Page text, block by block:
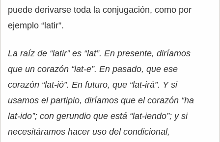
puede derivarse toda la conjugación, como por
ejemplo “latir”.
La raíz de “latir” es “lat”. En presente, diríamos
que un corazón “lat-e”. En pasado, que ese
corazón “lat-ió”. En futuro, que “lat-irá”. Y si
usamos el partipio, diríamos que el corazón “ha
lat-ido”; con gerundio que está “lat-iendo”; y si
necesitáramos hacer uso del condicional,